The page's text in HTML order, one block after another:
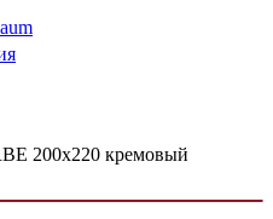
200х220 кремовый